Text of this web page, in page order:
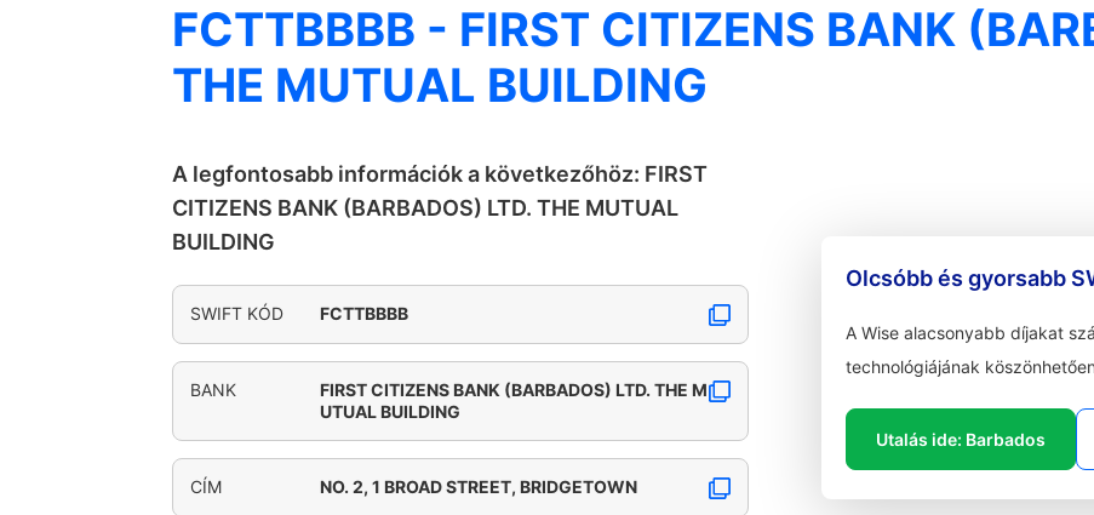
FCTTBBBB - FIRST CITIZENS BANK
THE MUTUAL BUILDING
A legfontosabb információk a következőhöz: FIRST
CITIZENS BANK (BARBADOS) LTD. THE MUTUAL
BUILDING
SWIFT KÓD FCTTBBBB
BANK
FIRST CITIZENS BANK (BARBADOS) LTD. THE M
UTUAL BUILDING
CÍM NO. 2, 1 BROAD STREET, BRIDGETOWN
Olcsóbb és gyorsabb
A Wise alacsonyabb díjakat
technológiájának
Utalás ide: Barbados